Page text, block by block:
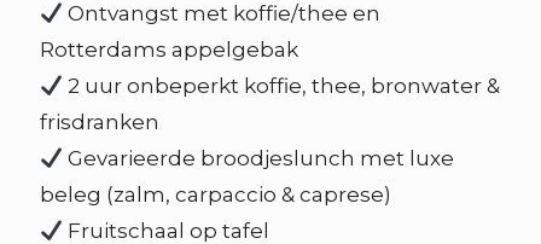
Ontvangst met koffie/thee en
Rotterdams appelgebak
2 uur onbeperkt koffie, thee, bronwater &
frisdranken
Gevarieerde broodjeslunch met luxe
beleg (zalm, carpaccio & caprese)
Fruitschaal op tafel